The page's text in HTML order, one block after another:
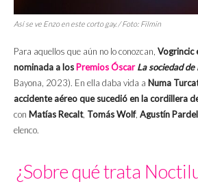
Así se ve Enzo en este corto gay. / Foto: Filmin
Para aquellos que aún no lo conozcan, Vogrincic
nominada a los Premios ÓscarLa sociedad de
Bayona, 2023). En ella daba vida a Numa
accidente aéreo que sucedió en la cordillera
con Matías Recalt, Tomás Wolf, Agustín
elenco.
¿Sobre qué trata